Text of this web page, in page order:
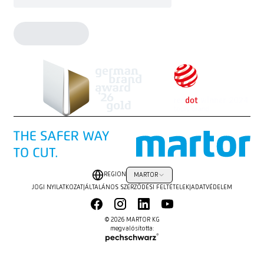
© 2026 MARTOR KG
megvalósította:
REGION MARTOR
JOGI NYILATKOZAT ÁLTALÁNOS SZERZŐDÉSI FELTÉTELEK ADATVÉDELEM